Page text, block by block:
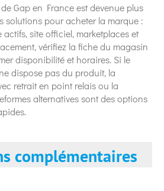
Gap en France est devenue plus
solutions pour acheter la marque :
site officiel, marketplaces et
vérifiez la fiche du magasin
disponibilité et horaires. Si le
dispose pas du produit, la
retrait en point relais ou la
alternatives sont des options
complémentaires